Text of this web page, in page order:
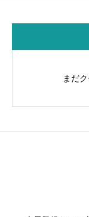
まだ